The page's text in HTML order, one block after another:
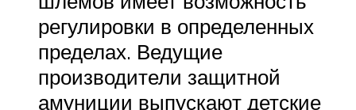
регулировки в определенных
пределах. Ведущие
производители защитной
амуниции выпускают детские